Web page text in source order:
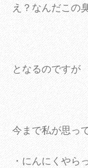
え？なんだこの
となるのですが
今まで私が思っ
・にんにくやら